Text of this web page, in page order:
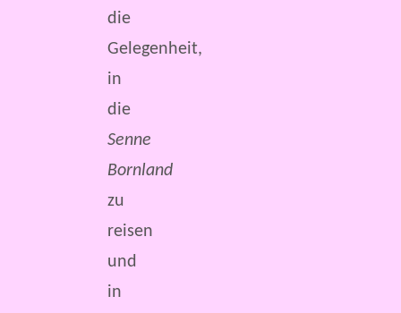
die
Gelegenheit,
in
die
Senne
Bornland
zu
reisen
und
in